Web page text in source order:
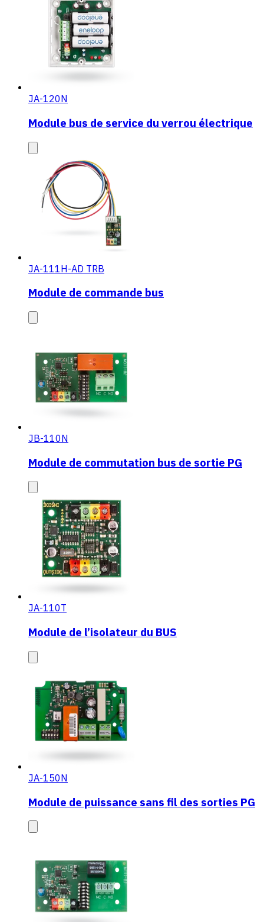
JA-120N
Module bus de service du verrou électrique
JA-111H-AD TRB
Module de commande bus
JB-110N
Module de commutation bus de sortie PG
JA-110T
Module de l’isolateur du BUS
JA-150N
Module de puissance sans fil des sorties PG